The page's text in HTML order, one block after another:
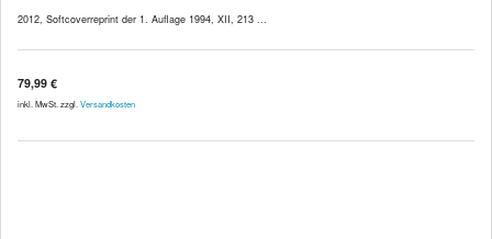
2012, Softcoverreprint der 1. Auflage 1994, XII, 213 ...
79,99 €
inkl. MwSt. zzgl. Versandkosten